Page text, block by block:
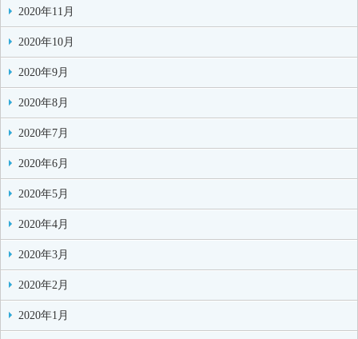
2020年11月
2020年10月
2020年9月
2020年8月
2020年7月
2020年6月
2020年5月
2020年4月
2020年3月
2020年2月
2020年1月